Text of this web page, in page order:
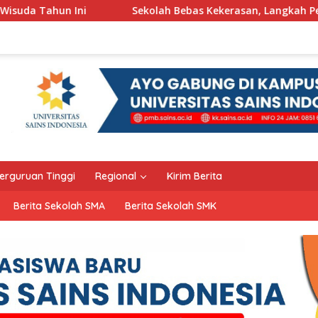
Sekolah Bebas Kekerasan, Langkah Pemkot Kediri Ciptakan
Tinggi Regional Kirim Berita
Berita Sekolah SMA Berita Sekolah SMK